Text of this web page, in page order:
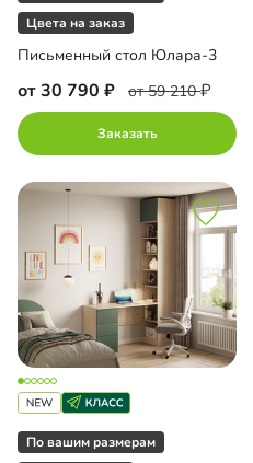
Цвета на заказ
Письменный стол Юлара-3
от 30 790 от 59 210
Заказать
По вашим размерам